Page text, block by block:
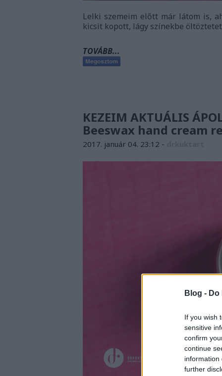
Blog -
If you wish
sensitive
confirm
continue
information
further
Lelki szemeim előtt már látom is,
kicsit kopott, lágy színekbe
TOVÁBB...
KEZEIM AKTUÁLIS
Beeswax hand cream
2017. január 04. 23:12 -